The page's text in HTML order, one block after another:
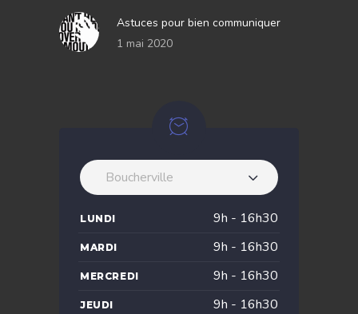
Astuces pour bien communiquer
1 mai 2020
Boucherville
LUNDI 9h - 16h30
MARDI 9h - 16h30
MERCREDI 9h - 16h30
JEUDI 9h - 16h30